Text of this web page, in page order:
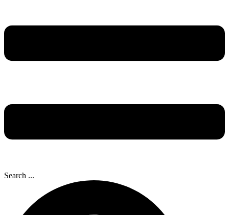
Search ...